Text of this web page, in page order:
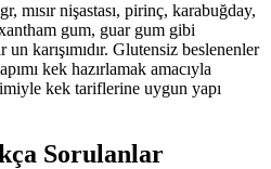
mısır nişastası, pirinç, karabuğday,
gum, guar gum gibi
karışımıdır. Glutensiz beslenenler
kek hazırlamak amacıyla
kek tariflerine uygun yapı
Sorulanlar